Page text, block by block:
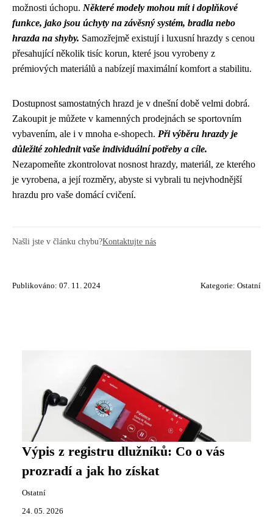
možnosti úchopu. Některé modely mohou mít i doplňkové
funkce, jako jsou úchyty na závěsný systém, bradla nebo
hrazda na shyby. Samozřejmě existují i luxusní hrazdy s cenou
přesahující několik tisíc korun, které jsou vyrobeny z
prémiových materiálů a nabízejí maximální komfort a stabilitu.
Dostupnost samostatných hrazd je v dnešní době velmi dobrá.
Zakoupit je můžete v kamenných prodejnách se sportovním
vybavením, ale i v mnoha e-shopech. Při výběru hrazdy je
důležité zohlednit vaše individuální potřeby a cíle.
Nezapomeňte zkontrolovat nosnost hrazdy, materiál, ze kterého
je vyrobena, a její rozměry, abyste si vybrali tu nejvhodnější
hrazdu pro vaše domácí cvičení.
Našli jste v článku chybu?Kontaktujte nás
Publikováno: 07. 11. 2024 Kategorie: Ostatní
Výpis z registru dlužníků: Co o vás
prozradí a jak ho získat
Ostatní
24. 05. 2026